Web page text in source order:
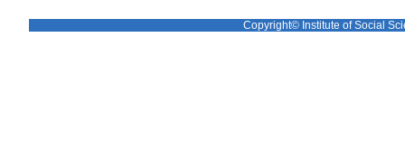
Copyright© Institute of Social